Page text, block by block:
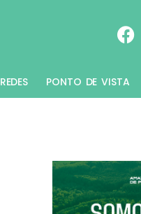
REDES PONTO DE VISTA